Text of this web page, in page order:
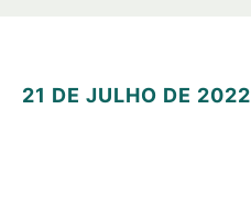
21 DE JULHO DE 2022